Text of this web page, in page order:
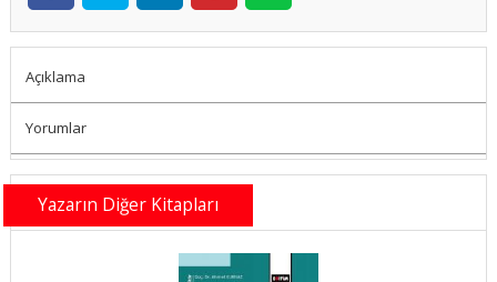
Açıklama
Yorumlar
Yazarın Diğer Kitapları